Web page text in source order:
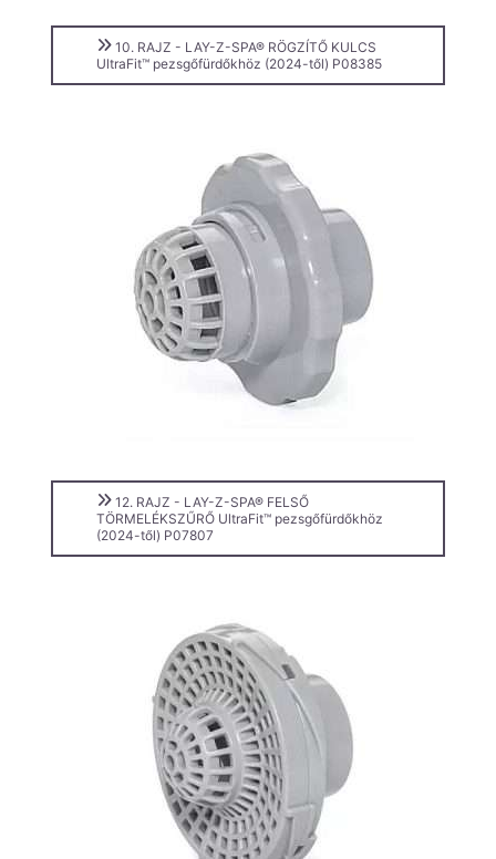
10. RAJZ - LAY-Z-SPA® RÖGZÍTŐ KULCS
UltraFit™ pezsgőfürdőkhöz (2024-től) P08385
12. RAJZ - LAY-Z-SPA® FELSŐ
TÖRMELÉKSZŰRŐ UltraFit™ pezsgőfürdőkhöz
(2024-től) P07807